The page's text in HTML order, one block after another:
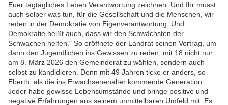
Euer tagtägliches Leben Verantwortung zeichnen. Und Ihr müsst
auch selber was tun, für die Gesellschaft und die Menschen, wir
reden in der Demokratie von Eigenverantwortung. Und
Demokratie heißt auch, dass wir den Schwächsten der
Schwachen helfen." So eröffnete der Landrat seinen Vortrag, um
dann den Jugendlichen ins Gewissen zu reden, mit 18 nicht nur
am 8. März 2026 den Gemeinderat zu wählen, sondern auch
selbst zu kandidieren. Denn mit 49 Jahren ticke er anders, so
Eberth, als die ins Erwachsenenalter kommende Generation.
Jeder habe gewisse Lebensumstände und bringe positive und
negative Erfahrungen aus seinem unmittelbaren Umfeld mit. Es